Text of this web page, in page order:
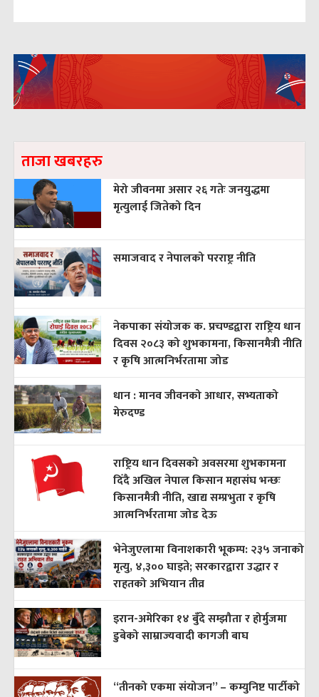
ताजा खबरहरु
मेरो जीवनमा असार २६ गतेः जनयुद्धमा
मृत्युलाई जितेको दिन
समाजवाद र नेपालको परराष्ट्र नीति
नेकपाका संयोजक क. प्रचण्डद्वारा राष्ट्रिय धान
दिवस २०८३ को शुभकामना, किसानमैत्री नीति
र कृषि आत्मनिर्भरतामा जोड
धान : मानव जीवनको आधार, सभ्यताको
मेरुदण्ड
राष्ट्रिय धान दिवसको अवसरमा शुभकामना
दिँदै अखिल नेपाल किसान महासंघ भन्छः
किसानमैत्री नीति, खाद्य सम्प्रभुता र कृषि
आत्मनिर्भरतामा जोड देऊ
भेनेजुएलामा विनाशकारी भूकम्प: २३५ जनाको
मृत्यु, ४,३०० घाइते; सरकारद्वारा उद्धार र
राहतको अभियान तीव्र
इरान-अमेरिका १४ बुँदे सम्झौता र होर्मुजमा
डुबेको साम्राज्यवादी कागजी बाघ
“तीनको एकमा संयोजन” – कम्युनिष्ट पार्टीको